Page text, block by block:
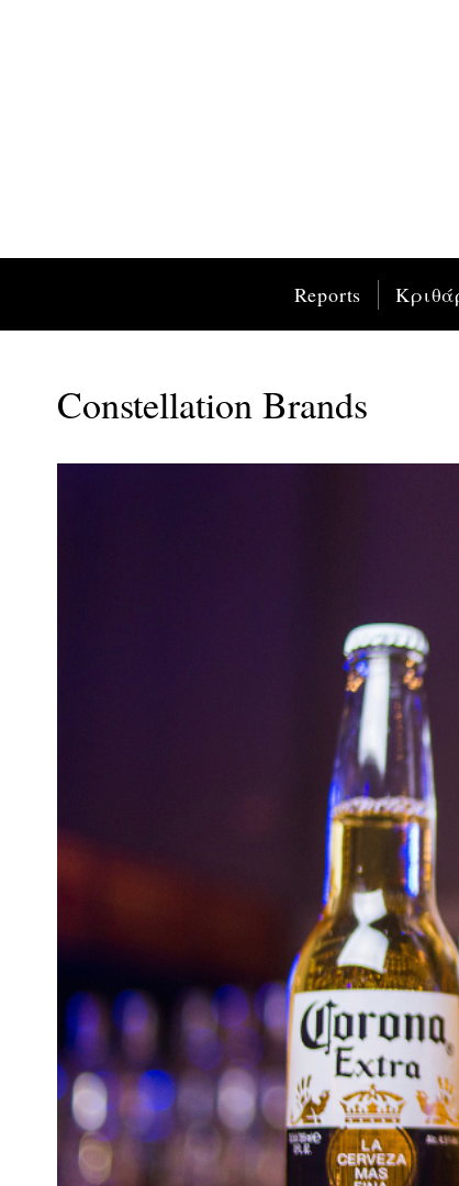
Reports
Constellation Brands